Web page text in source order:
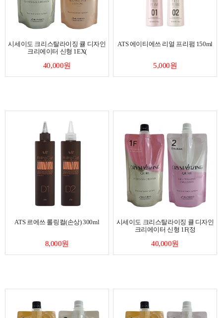
시세이도 크리스탈라이징 큘 디자인
크리에이터 신형 1EX(
40,000원
ATS 에이티에쓰 리얼 프리펌 150ml
5,000원
ATS 르에쓰 롤링컬(손상) 300ml
8,000원
시세이도 크리스탈라이징 큘 디자인
크리에이터 신형 1F(정
40,000원